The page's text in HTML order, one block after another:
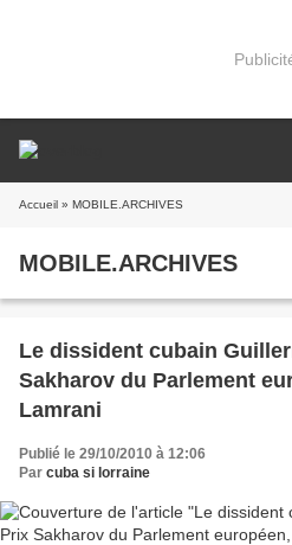
Accueil » MOBILE.ARCHIVES
MOBILE.ARCHIVES
Le dissident cubain
Sakharov du Parlement
Lamrani
Publié le 29/10/2010 à 12:06
Par cuba si lorraine